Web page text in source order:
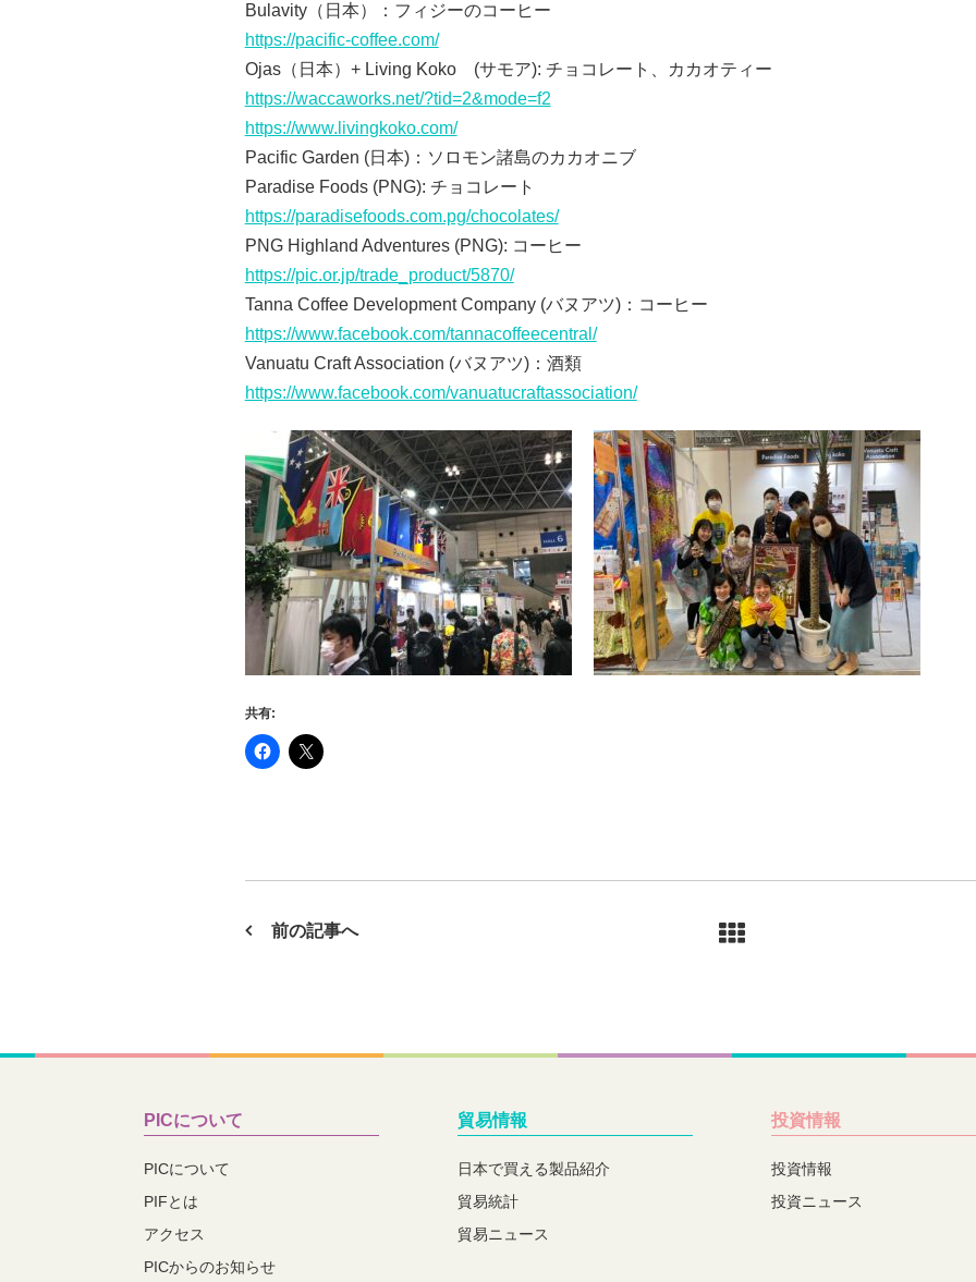
Bulavity（日本）：フィジーのコーヒー
https://pacific-coffee.com/
Ojas（日本） + Living Koko (サモア): チョコレート、カカオティー
https://waccaworks.net/?tid=2&mode=f2
https://www.livingkoko.com/
Pacific Garden (日本)：ソロモン諸島のカカオニブ
Paradise Foods (PNG): チョコレート
https://paradisefoods.com.pg/chocolates/
PNG Highland Adventures (PNG): コーヒー
https://pic.or.jp/trade_product/5870/
Tanna Coffee Development Company (バヌアツ)：コーヒー
https://www.facebook.com/tannacoffeecentral/
Vanuatu Craft Association (バヌアツ)：酒類
https://www.facebook.com/vanuatucraftassociation/
共有:
前の記事へ
PICについて
PICについて
PIFとは
アクセス
PICからのお知らせ
貿易情報
日本で買える製品紹介
貿易統計
貿易ニュース
投資情報
投資情報
投資ニュース